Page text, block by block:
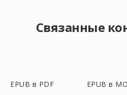
Связанные
EPUB в PDF EPUB в